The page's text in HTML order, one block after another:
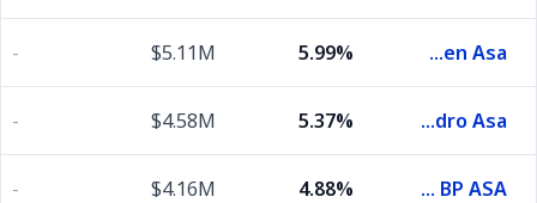
Kongsberg Gruppen Asa
5.99%
$5.11M
-
Norsk Hydro Asa
5.37%
$4.58M
-
Aker BP ASA
4.88%
$4.16M
-